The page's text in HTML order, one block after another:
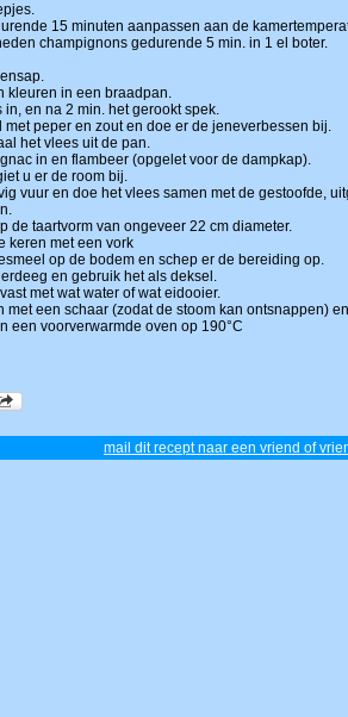
15 minuten aanpassen aan de
champignons gedurende 5 min. in 1 el boter.
kleuren in een braadpan.
en na 2 min. het gerookt spek.
met peper en zout en doe er de jeneverbessen bij.
het vlees uit de pan.
in en flambeer (opgelet voor de dampkap).
u er de room bij.
vuur en doe het vlees samen met de gestoofde,
de taartvorm van ongeveer 22 cm diameter.
keren met een vork
op de bodem en schep er de bereiding op.
en gebruik het als deksel.
met wat water of wat eidooier.
met een schaar (zodat de stoom kan ontsnappen)
een voorverwarmde oven op 190°C
mail dit recept naar een vriend of